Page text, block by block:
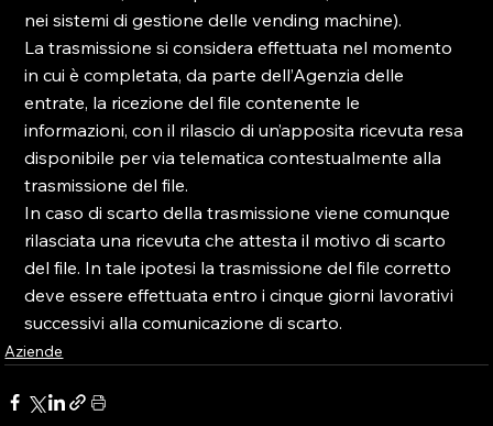
nei sistemi di gestione delle vending machine).
La trasmissione si considera effettuata nel momento
in cui è completata, da parte dell’Agenzia delle
entrate, la ricezione del file contenente le
informazioni, con il rilascio di un’apposita ricevuta resa
disponibile per via telematica contestualmente alla
trasmissione del file.
In caso di scarto della trasmissione viene comunque
rilasciata una ricevuta che attesta il motivo di scarto
del file. In tale ipotesi la trasmissione del file corretto
deve essere effettuata entro i cinque giorni lavorativi
successivi alla comunicazione di scarto.
Aziende